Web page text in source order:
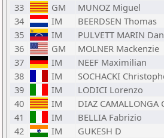
33
GM MUNOZ Miguel
34
IM BEERDSEN Thomas
35
IM PULVETT MARIN
36
GM MOLNER Mackenzie
37
IM NEEF Maximilian
38
IM SOCHACKI
39
IM LODICI Lorenzo
40
IM DIAZ CAMALLONGA
41
IM BELLIA Fabrizio
42
IM GUKESH D